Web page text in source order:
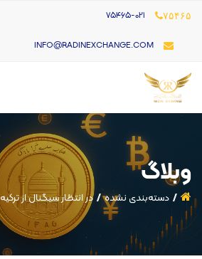
۷۵۴۶۵
INFO@RADINEXCHANGE.COM
وبلاگ
دسته‌بندی نشده در انتظار سیگنال از ترکیه